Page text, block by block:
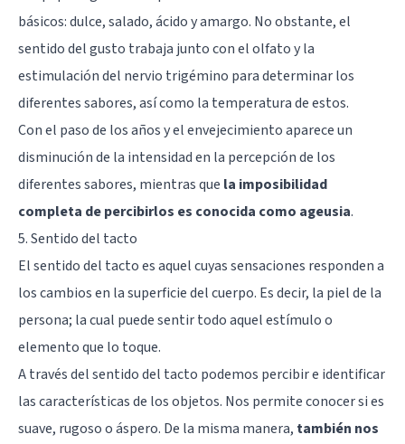
básicos: dulce, salado, ácido y amargo. No obstante, el
sentido del gusto trabaja junto con el olfato y la
estimulación del nervio trigémino para determinar los
diferentes sabores, así como la temperatura de estos.
Con el paso de los años y el envejecimiento aparece un
disminución de la intensidad en la percepción de los
diferentes sabores, mientras que la imposibilidad
completa de percibirlos es conocida como ageusia.
5. Sentido del tacto
El sentido del tacto es aquel cuyas sensaciones responden a
los cambios en la superficie del cuerpo. Es decir, la piel de la
persona; la cual puede sentir todo aquel estímulo o
elemento que lo toque.
A través del sentido del tacto podemos percibir e identificar
las características de los objetos. Nos permite conocer si es
suave, rugoso o áspero. De la misma manera, también nos